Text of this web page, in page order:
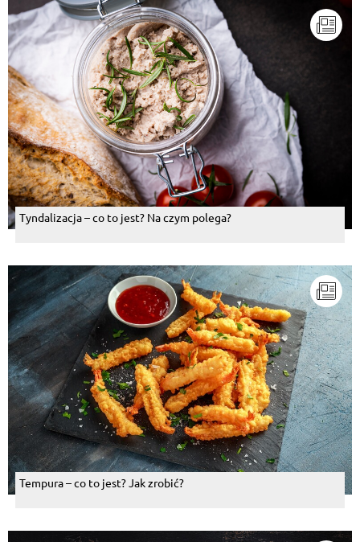
Tyndalizacja – co to jest? Na czym polega?
Tempura – co to jest? Jak zrobić?